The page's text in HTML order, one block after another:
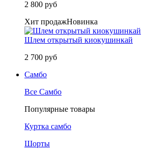
2 800 руб
Хит продажНовинка
Шлем открытый киокушинкай
2 700 руб
Самбо
Все Самбо
Популярные товары
Куртка самбо
Шорты